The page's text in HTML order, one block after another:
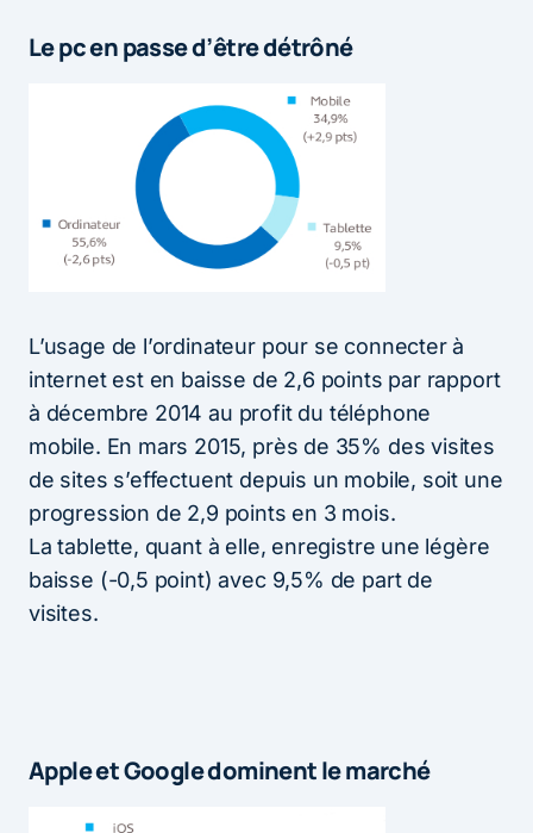
Le pc en passe d’être détrôné
L’usage de l’ordinateur pour se connecter à
internet est en baisse de 2,6 points par rapport
à décembre 2014 au profit du téléphone
mobile. En mars 2015, près de 35% des visites
de sites s’effectuent depuis un mobile, soit une
progression de 2,9 points en 3 mois.
La tablette, quant à elle, enregistre une légère
baisse (-0,5 point) avec 9,5% de part de
visites.
Apple et Google dominent le marché